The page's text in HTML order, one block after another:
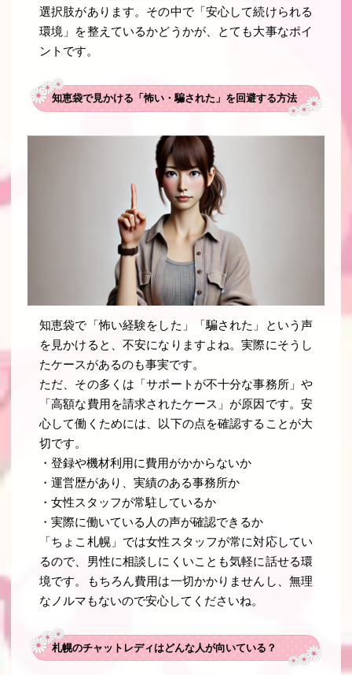
選択肢があります。その中で「安心して続けられる
環境」を整えているかどうかが、とても大事なポイ
ントです。
知恵袋で見かける「怖い・騙された」を回避する方法
知恵袋で「怖い経験をした」「騙された」という声
を見かけると、不安になりますよね。実際にそうし
たケースがあるのも事実です。
ただ、その多くは「サポートが不十分な事務所」や
「高額な費用を請求されたケース」が原因です。安
心して働くためには、以下の点を確認することが大
切です。
・登録や機材利用に費用がかからないか
・運営歴があり、実績のある事務所か
・女性スタッフが常駐しているか
・実際に働いている人の声が確認できるか
「ちょこ札幌」では女性スタッフが常に対応してい
るので、男性に相談しにくいことも気軽に話せる環
境です。もちろん費用は一切かかりませんし、無理
なノルマもないので安心してくださいね。
札幌のチャットレディはどんな人が向いている？